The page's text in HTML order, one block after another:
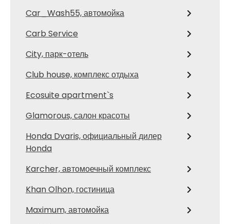
Car_Wash55, автомойка
Carb Service
City, парк-отель
Club house, комплекс отдыха
Ecosuite apartment`s
Glamorous, салон красоты
Honda Dvaris, официальный дилер
Honda
Karcher, автомоечный комплекс
Khan Olhon, гостиница
Maximum, автомойка